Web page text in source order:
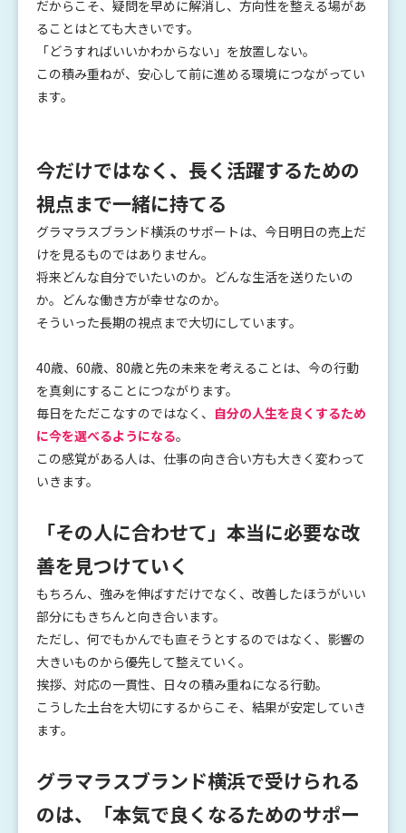
だからこそ、疑問を早めに解消し、方向性を整える場があ
ることはとても大きいです。
「どうすればいいかわからない」を放置しない。
この積み重ねが、安心して前に進める環境につながってい
ます。
今だけではなく、長く活躍するための
視点まで一緒に持てる
グラマラスブランド横浜のサポートは、今日明日の売上だ
けを見るものではありません。
将来どんな自分でいたいのか。どんな生活を送りたいの
か。どんな働き方が幸せなのか。
そういった長期の視点まで大切にしています。
40歳、60歳、80歳と先の未来を考えることは、今の行動
を真剣にすることにつながります。
毎日をただこなすのではなく、 自分の人生を良くするため
に今を選べるようになる。
この感覚がある人は、仕事の向き合い方も大きく変わって
いきます。
「その人に合わせて」本当に必要な改
善を見つけていく
もちろん、強みを伸ばすだけでなく、改善したほうがいい
部分にもきちんと向き合います。
ただし、何でもかんでも直そうとするのではなく、影響の
大きいものから優先して整えていく。
挨拶、対応の一貫性、日々の積み重ねになる行動。
こうした土台を大切にするからこそ、結果が安定していき
ます。
グラマラスブランド横浜で受けられる
のは、「本気で良くなるためのサポー